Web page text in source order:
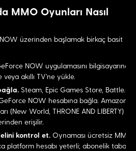
MMO Oyunları Nasıl
üzerinden başlamak birkaç basit
NOW uygulamasını bilgisayarına,
akıllı TV'ne yükle.
Steam, Epic Games Store, Battle.net
NOW hesabına bağla. Amazon
(New World, THRONE AND LIBERTY)
erişilir.
kontrol et.Oynaması ücretsiz MMO
platform hesabı yeterli; abonelik tabanlı